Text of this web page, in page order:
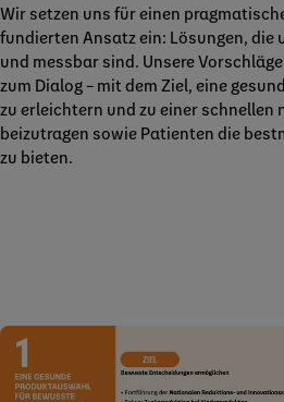
Wir setzen uns für einen
fundierten Ansatz ein: Lösungen, die
und messbar sind. Unsere
zum Dialog – mit dem Ziel, eine
zu erleichtern und zu einer schnellen
beizutragen sowie Patienten die
zu bieten.